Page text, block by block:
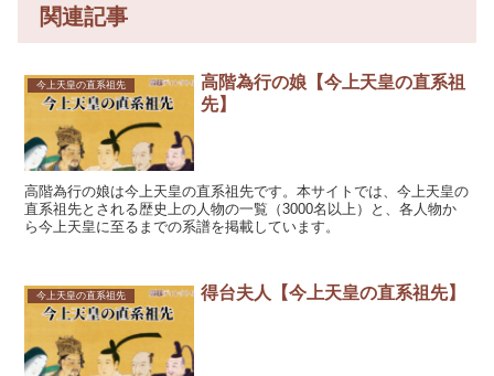
関連記事
今上天皇の直系祖先
高階為行の娘【今上天皇の直系祖
先】
高階為行の娘は今上天皇の直系祖先です。本サイトでは、今上天皇の
直系祖先とされる歴史上の人物の一覧（3000名以上）と、各人物か
ら今上天皇に至るまでの系譜を掲載しています。
今上天皇の直系祖先 得台夫人【今上天皇の直系祖先】